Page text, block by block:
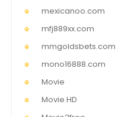
mexicanoo.com
mfj889xx.com
mmgoldsbets.com
mono16888.com
Movie
Movie HD